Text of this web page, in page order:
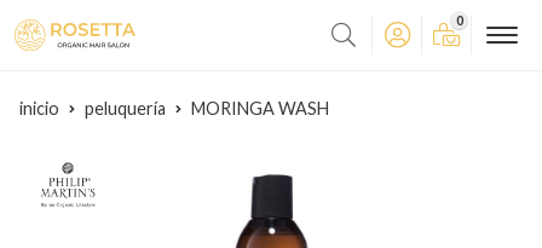
0
inicio peluquería MORINGA WASH